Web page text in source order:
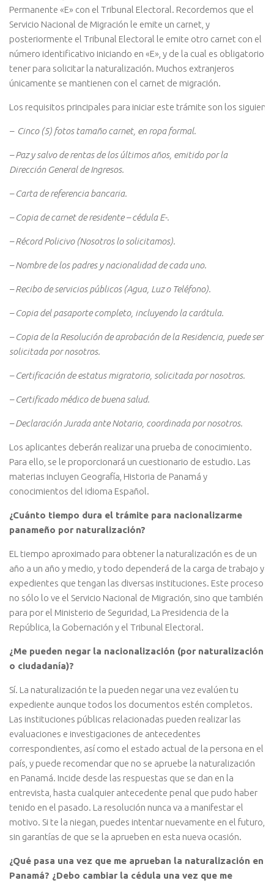
Permanente «E» con el Tribunal Electoral. Recordemos que el
Servicio Nacional de Migración le emite un carnet, y
posteriormente el Tribunal Electoral le emite otro carnet con el
número identificativo iniciando en «E», y de la cual es obligatorio
tener para solicitar la naturalización. Muchos extranjeros
únicamente se mantienen con el carnet de migración.
Los requisitos principales para iniciar este trámite son los
– Cinco (5) fotos tamaño carnet, en ropa formal.
– Paz y salvo de rentas de los últimos años, emitido por la
Dirección General de Ingresos.
– Carta de referencia bancaria.
– Copia de carnet de residente – cédula E-.
– Récord Policivo (Nosotros lo solicitamos).
– Nombre de los padres y nacionalidad de cada uno.
– Recibo de servicios públicos (Agua, Luz o Teléfono).
– Copia del pasaporte completo, incluyendo la carátula.
– Copia de la Resolución de aprobación de la Residencia, puede ser
solicitada por nosotros.
– Certificación de estatus migratorio, solicitada por nosotros.
– Certificado médico de buena salud.
– Declaración Jurada ante Notario, coordinada por nosotros.
Los aplicantes deberán realizar una prueba de conocimiento.
Para ello, se le proporcionará un cuestionario de estudio. Las
materias incluyen Geografía, Historia de Panamá y
conocimientos del idioma Español.
¿Cuánto tiempo dura el trámite para nacionalizarme
panameño por naturalización?
EL tiempo aproximado para obtener la naturalización es de un
año a un año y medio, y todo dependerá de la carga de trabajo y
expedientes que tengan las diversas instituciones. Este proceso
no sólo lo ve el Servicio Nacional de Migración, sino que también
para por el Ministerio de Seguridad, La Presidencia de la
República, la Gobernación y el Tribunal Electoral.
¿Me pueden negar la nacionalización (por naturalización
o ciudadanía)?
Sí. La naturalización te la pueden negar una vez evalúen tu
expediente aunque todos los documentos estén completos.
Las instituciones públicas relacionadas pueden realizar las
evaluaciones e investigaciones de antecedentes
correspondientes, así como el estado actual de la persona en el
país, y puede recomendar que no se apruebe la naturalización
en Panamá. Incide desde las respuestas que se dan en la
entrevista, hasta cualquier antecedente penal que pudo haber
tenido en el pasado. La resolución nunca va a manifestar el
motivo. Si te la niegan, puedes intentar nuevamente en el futuro,
sin garantías de que se la aprueben en esta nueva ocasión.
¿Qué pasa una vez que me aprueban la naturalización en
Panamá? ¿Debo cambiar la cédula una vez que me